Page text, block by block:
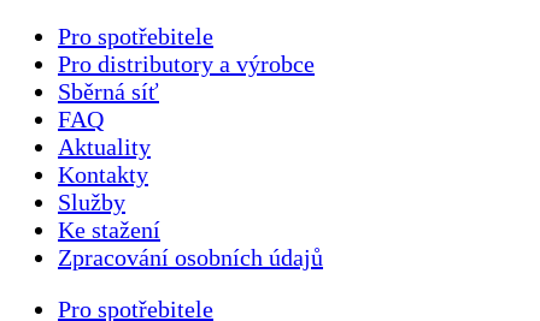
Pro spotřebitele
Pro distributory a výrobce
Sběrná síť
FAQ
Aktuality
Kontakty
Služby
Ke stažení
Zpracování osobních údajů
Pro spotřebitele